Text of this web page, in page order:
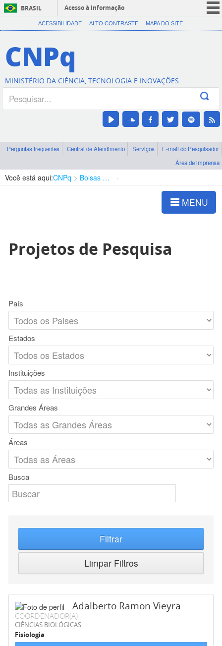
BRASIL
Acesso à informação
CORONAVÍRUS (COVID-19)
Canais
ACESSIBILIDADE ALTO CONTRASTE MAPA DO SITE
CNPq
MINISTÉRIO DA CIÊNCIA, TECNOLOGIA E INOVAÇÕES
Perguntas frequentes Central de Atendimento Serviços
E-mail do Pesquisador
Área de imprensa
Você está aqui:CNPq Bolsas e Auxílios Vigentes
MENU
Projetos de Pesquisa
País
Estados
Instituições
Grandes Áreas
Áreas
Busca
Filtrar
Limpar Filtros
Adalberto Ramon Vieyra
COORDENADOR(A)
CIÊNCIAS BIOLÓGICAS
Fisiologia